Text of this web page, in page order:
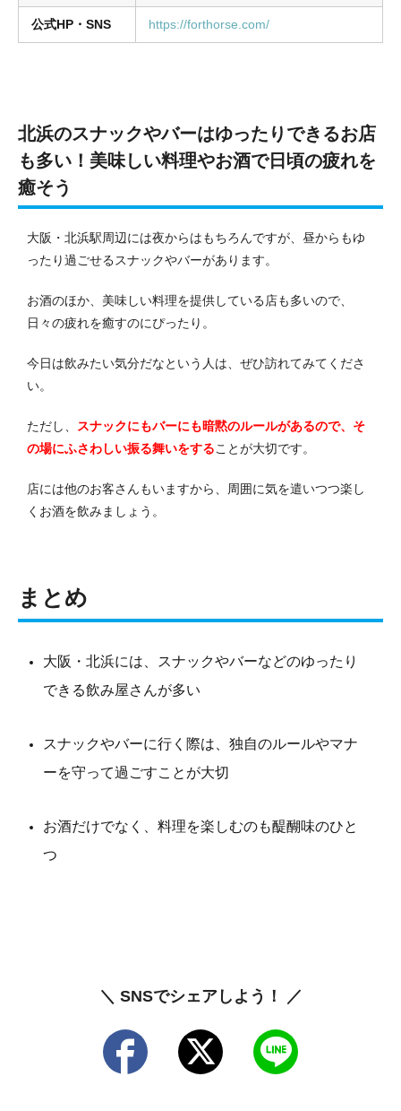
公式HP・SNS https://forthorse.com/
北浜のスナックやバーはゆったりできるお店
も多い！美味しい料理やお酒で日頃の疲れを
癒そう
大阪・北浜駅周辺には夜からはもちろんですが、昼からもゆ
ったり過ごせるスナックやバーがあります。
お酒のほか、美味しい料理を提供している店も多いので、
日々の疲れを癒すのにぴったり。
今日は飲みたい気分だなという人は、ぜひ訪れてみてくださ
い。
ただし、
スナックにもバーにも暗黙のルールがあるので、そ
の場にふさわしい振る舞いをすることが大切です。
店には他のお客さんもいますから、周囲に気を遣いつつ楽し
くお酒を飲みましょう。
まとめ
大阪・北浜には、スナックやバーなどのゆったり
できる飲み屋さんが多い
スナックやバーに行く際は、独自のルールやマナ
ーを守って過ごすことが大切
お酒だけでなく、料理を楽しむのも醍醐味のひと
つ
＼ SNSでシェアしよう！ ／